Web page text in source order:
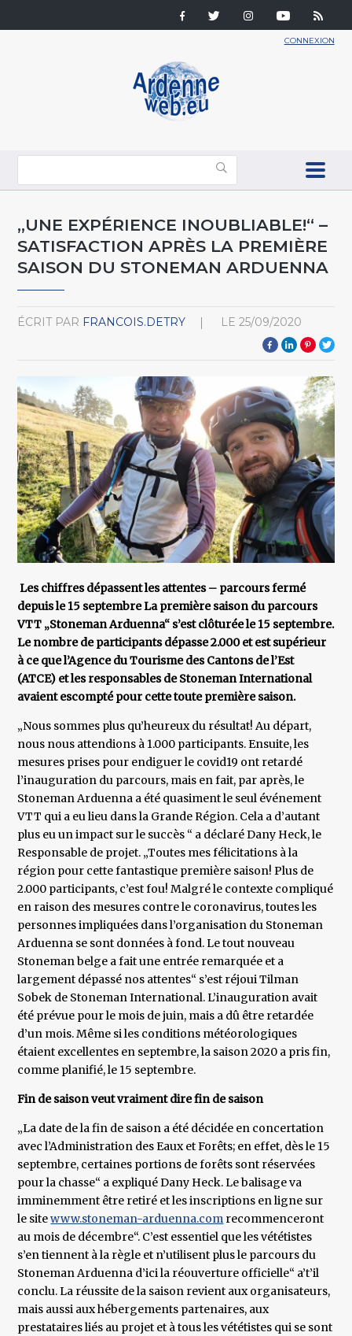
CONNEXION
„UNE EXPÉRIENCE INOUBLIABLE!“ –
SATISFACTION APRÈS LA PREMIÈRE
SAISON DU STONEMAN ARDUENNA
ÉCRIT PAR FRANCOIS.DETRY LE 25/09/2020
Les chiffres dépassent les attentes – parcours fermé
depuis le 15 septembre La première saison du parcours
VTT „Stoneman Arduenna“ s’est clôturée le 15 septembre.
Le nombre de participants dépasse 2.000 et est supérieur
à ce que l’Agence du Tourisme des Cantons de l’Est
(ATCE) et les responsables de Stoneman International
avaient escompté pour cette toute première saison.
„Nous sommes plus qu’heureux du résultat! Au départ,
nous nous attendions à 1.000 participants. Ensuite, les
mesures prises pour endiguer le covid19 ont retardé
l’inauguration du parcours, mais en fait, par après, le
Stoneman Arduenna a été quasiment le seul événement
VTT qui a eu lieu dans la Grande Région. Cela a d’autant
plus eu un impact sur le succès “ a déclaré Dany Heck, le
Responsable de projet. „Toutes mes félicitations à la
région pour cette fantastique première saison! Plus de
2.000 participants, c’est fou! Malgré le contexte compliqué
en raison des mesures contre le coronavirus, toutes les
personnes impliquées dans l’organisation du Stoneman
Arduenna se sont données à fond. Le tout nouveau
Stoneman belge a fait une entrée remarquée et a
largement dépassé nos attentes“ s’est réjoui Tilman
Sobek de Stoneman International. L’inauguration avait
été prévue pour le mois de juin, mais a dû être retardée
d’un mois. Même si les conditions météorologiques
étaient excellentes en septembre, la saison 2020 a pris fin,
comme planifié, le 15 septembre.
Fin de saison veut vraiment dire fin de saison
„La date de la fin de saison a été décidée en concertation
avec l’Administration des Eaux et Forêts; en effet, dès le 15
septembre, certaines portions de forêts sont réservées
pour la chasse“ a expliqué Dany Heck. Le balisage va
imminemment être retiré et les inscriptions en ligne sur
le sitewww.stoneman-arduenna.com recommenceront
au mois de décembre“. C’est essentiel que les vététistes
s’en tiennent à la règle et n’utilisent plus le parcours du
Stoneman Arduenna d’ici la réouverture officielle“ a’t’il
conclu. La réussite de la saison revient aux organisateurs,
mais aussi aux hébergements partenaires, aux
prestataires liés au projet et à tous les vététistes qui se sont